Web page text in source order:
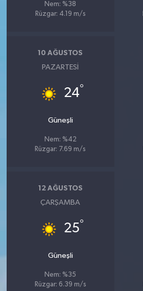
Nem: %38
Rüzgar: 4.19 m/s
10 AĞUSTOS
PAZARTESI
24°
Güneşli
Nem: %42
Rüzgar: 7.69 m/s
12 AĞUSTOS
ÇARŞAMBA
25°
Güneşli
Nem: %35
Rüzgar: 6.39 m/s